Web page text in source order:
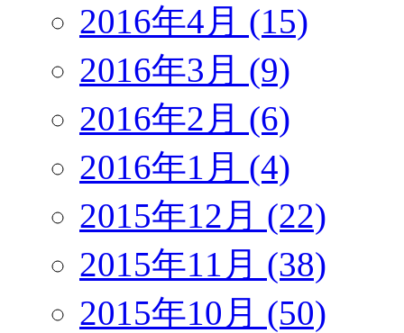
2016年4月 (15)
2016年3月 (9)
2016年2月 (6)
2016年1月 (4)
2015年12月 (22)
2015年11月 (38)
2015年10月 (50)